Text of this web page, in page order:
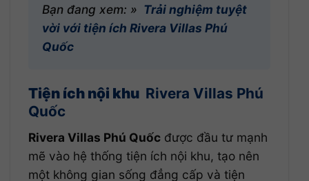
Bạn đang xem: » Trải nghiệm tuyệt
vời với tiện ích Rivera Villas Phú
Quốc
Tiện ích nội khu Rivera Villas Phú
Quốc
Rivera Villas Phú Quốcđược đầu tư mạnh
mẽ vào hệ thống tiện ích nội khu, tạo nên
một không gian sống đẳng cấp và tiện